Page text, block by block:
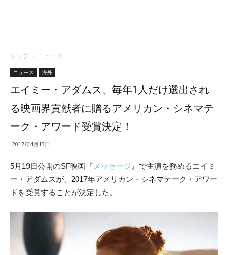
トップ ニュース
ニュース 海外
エイミー・アダムス、毎年1人だけ選出され
る映画界貢献者に贈るアメリカン・シネマテ
ーク・アワード受賞決定！
2017年4月13日
5月19日公開のSF映画『 メッセージ 』で主演を務めるエイミ
ー・アダムスが、2017年アメリ カン・シネマテーク・アワー
ドを受賞することが決定した。